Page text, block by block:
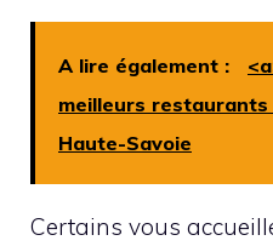
A lire également :
meilleurs
Haute-Savoie
Certains vous